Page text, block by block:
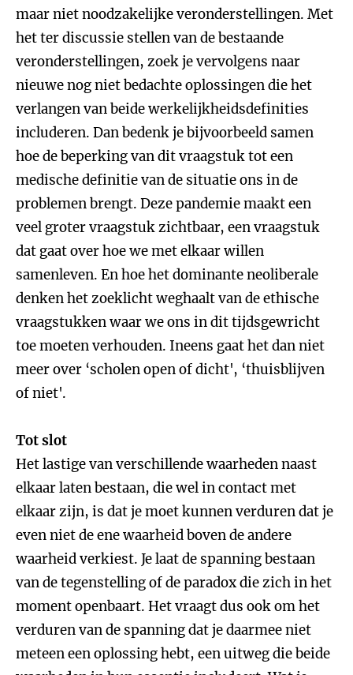
maar niet noodzakelijke veronderstellingen. Met
het ter discussie stellen van de bestaande
veronderstellingen, zoek je vervolgens naar
nieuwe nog niet bedachte oplossingen die het
verlangen van beide werkelijkheidsdefinities
includeren. Dan bedenk je bijvoorbeeld samen
hoe de beperking van dit vraagstuk tot een
medische definitie van de situatie ons in de
problemen brengt. Deze pandemie maakt een
veel groter vraagstuk zichtbaar, een vraagstuk
dat gaat over hoe we met elkaar willen
samenleven. En hoe het dominante neoliberale
denken het zoeklicht weghaalt van de ethische
vraagstukken waar we ons in dit tijdsgewricht
toe moeten verhouden. Ineens gaat het dan niet
meer over ‘scholen open of dicht', ‘thuisblijven
of niet'.
Tot slot
Het lastige van verschillende waarheden naast
elkaar laten bestaan, die wel in contact met
elkaar zijn, is dat je moet kunnen verduren dat je
even niet de ene waarheid boven de andere
waarheid verkiest. Je laat de spanning bestaan
van de tegenstelling of de paradox die zich in het
moment openbaart. Het vraagt dus ook om het
verduren van de spanning dat je daarmee niet
meteen een oplossing hebt, een uitweg die beide